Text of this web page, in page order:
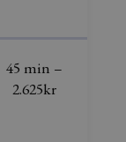
45 min –
2.625kr